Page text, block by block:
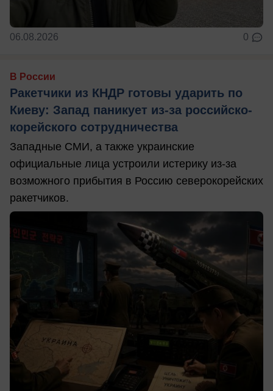
06.08.2026 0
В России
Ракетчики из КНДР готовы ударить по
Киеву: Запад паникует из-за российско-
корейского сотрудничества
Западные СМИ, а также украинские
официальные лица устроили истерику из-за
возможного прибытия в Россию северокорейских
ракетчиков.